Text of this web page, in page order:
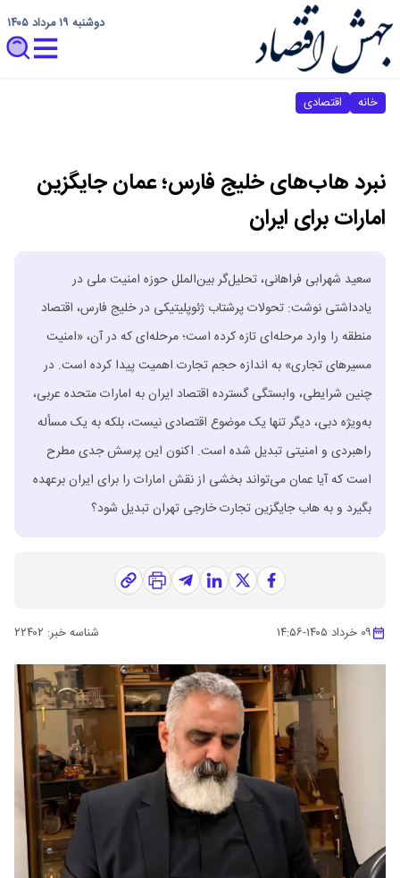
دوشنبه ۱۹ مرداد ۱۴۰۵
خانه اقتصادی
نبرد هاب‌های خلیج فارس؛ عمان جایگزین
امارات برای ایران
‌‌‌‌‌‌‌‌‌‌‌‌‌‌‌‌‌‌‌‌‌‌‌‌‌‌‌‌‌‌‌‌‌‌‌‌‌‌‌‌‌‌‌‌‌‌‌‌‌‌‌‌‌‌‌‌‌‌‌‌‌‌‌‌‌‌‌‌‌‌‌‌‌‌‌‌‌‌‌‌‌‌‌‌‌‌‌‌‌‌‌‌‌‌‌‌‌‌‌‌‌‌‌‌‌‌‌‌‌‌‌‌‌‌‌‌‌‌‌‌‌‌‌‌‌‌‌‌‌‌‌‌‌‌‌‌‌‌‌‌‌‌‌‌‌‌‌‌‌‌‌‌‌‌‌‌‌‌‌‌‌‌‌‌‌‌‌‌‌‌‌‌‌‌‌‌‌‌‌‌‌‌‌‌‌‌‌‌‌‌‌‌‌‌‌‌‌‌‌‌‌‌‌‌‌‌‌‌‌‌‌‌‌‌‌‌‌‌‌‌‌‌‌‌‌‌‌‌‌‌‌‌‌‌‌‌‌‌‌‌‌‌‌‌‌‌‌‌‌‌‌‌‌‌‌‌‌‌‌‌‌‌‌‌‌‌‌‌‌‌‌‌‌‌‌‌‌‌‌‌‌‌‌‌‌‌‌‌‌‌‌‌‌‌‌‌‌‌‌‌‌‌‌‌‌‌‌‌‌‌‌‌‌‌‌‌‌سعید شهرابی فراهانی، تحلیل‌گر بین‌الملل حوزه امنیت ملی در
یادداشتی نوشت: تحولات پرشتاب ژئوپلیتیکی در خلیج فارس، اقتصاد
منطقه را وارد مرحله‌ای تازه کرده است؛ مرحله‌ای که در آن، «امنیت
مسیرهای تجاری» به اندازه حجم تجارت اهمیت پیدا کرده است. در
چنین شرایطی، وابستگی گسترده اقتصاد ایران به امارات متحده عربی،
به‌ویژه دبی، دیگر تنها یک موضوع اقتصادی نیست، بلکه به یک مسأله
راهبردی و امنیتی تبدیل شده است. اکنون این پرسش جدی مطرح
است که آیا عمان می‌تواند بخشی از نقش امارات را برای ایران برعهده
بگیرد و به هاب جایگزین تجارت خارجی تهران تبدیل شود؟
۰۹ خرداد ۱۴۰۵ -۱۴:۵۶ شناسه خبر: ۲۲۴۰۲